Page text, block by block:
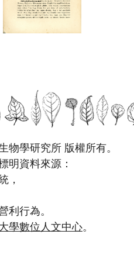
物學研究所 版權所有。
明資料來源：
，
利行為。
學數位人文中心。